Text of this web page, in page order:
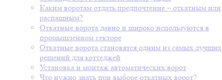
Каким воротам отдать предпочтение – откатным или
распашным?
Откатные ворота давно и широко используются в
промышленном секторе
Откатные ворота становятся одним из самых лучших
решений для коттеджей
Установка и монтаж автоматических ворот
Что нужно знать при выборе откатных ворот?